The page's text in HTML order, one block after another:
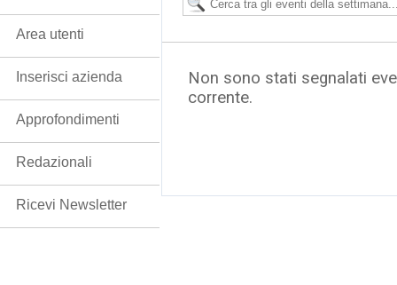
Non sono stati segnalati
corrente.
Area utenti
Inserisci azienda
Approfondimenti
Redazionali
Ricevi Newsletter